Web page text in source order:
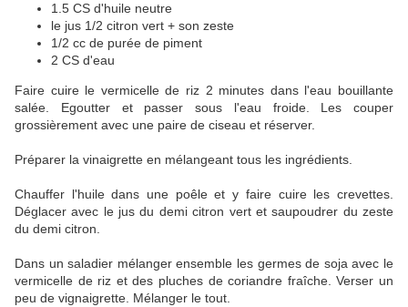
1.5 CS d'huile neutre
le jus 1/2 citron vert + son zeste
1/2 cc de purée de piment
2 CS d'eau
Faire cuire le vermicelle de riz 2 minutes dans l'eau bouillante
salée. Egoutter et passer sous l'eau froide. Les couper
grossièrement avec une paire de ciseau et réserver.
Préparer la vinaigrette en mélangeant tous les ingrédients.
Chauffer l'huile dans une poêle et y faire cuire les crevettes.
Déglacer avec le jus du demi citron vert et saupoudrer du zeste
du demi citron.
Dans un saladier mélanger ensemble les germes de soja avec le
vermicelle de riz et des pluches de coriandre fraîche. Verser un
peu de vignaigrette. Mélanger le tout.